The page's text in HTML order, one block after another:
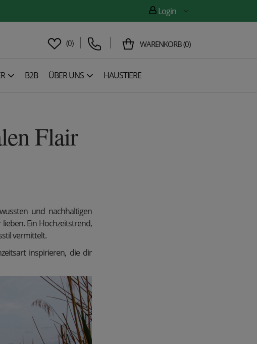
Login
(0) WARENKORB(0)
B2B ÜBER UNS HAUSTIERE
Flair
und nachhaltigen
Ein Hochzeitstrend,
vermittelt.
inspirieren, die dir